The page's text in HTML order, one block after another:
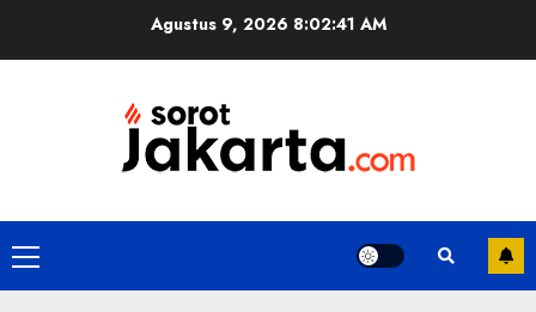
Agustus 9, 2026 8:02:42 AM
Primary
Menu